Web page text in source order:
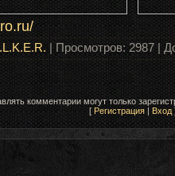
|Просмотров: 2987 |
комментарии могут только
[ Регистрация| Вход